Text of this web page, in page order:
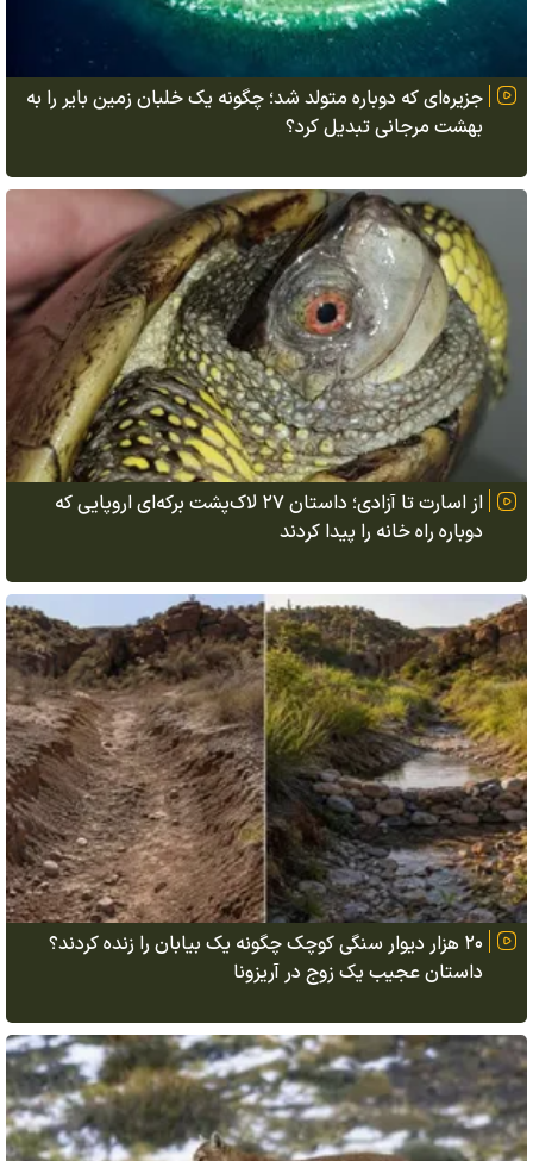
جزیره‌ای که دوباره متولد شد؛ چگونه یک خلبان زمین بایر را به
بهشت مرجانی تبدیل کرد؟
از اسارت تا آزادی؛ داستان ۲۷ لاک‌پشت برکه‌ای اروپایی که
دوباره راه خانه را پیدا کردند
۲۰ هزار دیوار سنگی کوچک چگونه یک بیابان را زنده کردند؟
داستان عجیب یک زوج در آریزونا